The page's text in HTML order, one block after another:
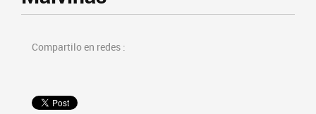
Compartilo en redes :